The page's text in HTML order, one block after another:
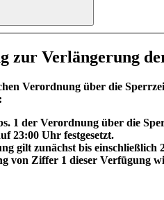
zur Verlängerung
Verordnung über die
1 der Verordnung über die
23:00 Uhr festgesetzt.
gilt zunächst bis
von Ziffer 1 dieser Verfügung